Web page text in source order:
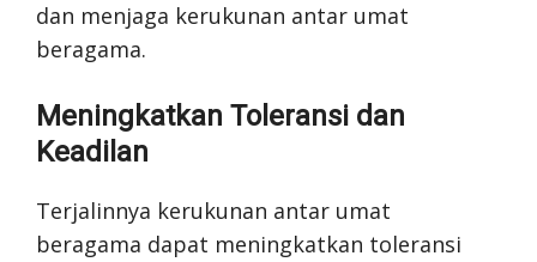
dan menjaga kerukunan antar umat
beragama.
Meningkatkan Toleransi dan
Keadilan
Terjalinnya kerukunan antar umat
beragama dapat meningkatkan toleransi